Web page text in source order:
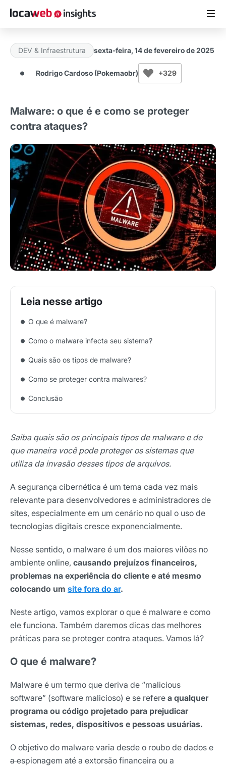
ARTIGOS
ESTUDOS
CASES DE SUCESSO
LOCAWEB.COM.BR
DEV & Infraestrutura sexta-feira, 14 de fevereiro de 2025
Rodrigo Cardoso (Pokemaobr) +329
Malware: o que é e como se proteger
contra ataques?
O que é malware?
Como o malware infecta seu sistema?
Quais são os tipos de malware?
Como se proteger contra malwares?
Conclusão
Saiba quais são os principais tipos de malware e de
que maneira você pode proteger os sistemas que
utiliza da invasão desses tipos de arquivos.
A segurança cibernética é um tema cada vez mais
relevante para desenvolvedores e administradores de
sites, especialmente em um cenário no qual o uso de
tecnologias digitais cresce exponencialmente.
Nesse sentido, o malware é um dos maiores vilões no
ambiente online, causando prejuízos financeiros,
problemas na experiência do cliente e até mesmo
colocando um site fora do ar.
Neste artigo, vamos explorar o que é malware e como
ele funciona. Também daremos dicas das melhores
práticas para se proteger contra ataques. Vamos lá?
O que é malware?
Malware é um termo que deriva de “malicious
software” (software malicioso) e se refere a qualquer
programa ou código projetado para prejudicar
sistemas, redes, dispositivos e pessoas usuárias.
O objetivo do malware varia desde o roubo de dados e
aespionagem até a extorsão financeira ou a